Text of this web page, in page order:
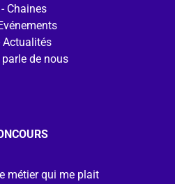
Chaines
Actualités
parle de nous
métier qui me plait